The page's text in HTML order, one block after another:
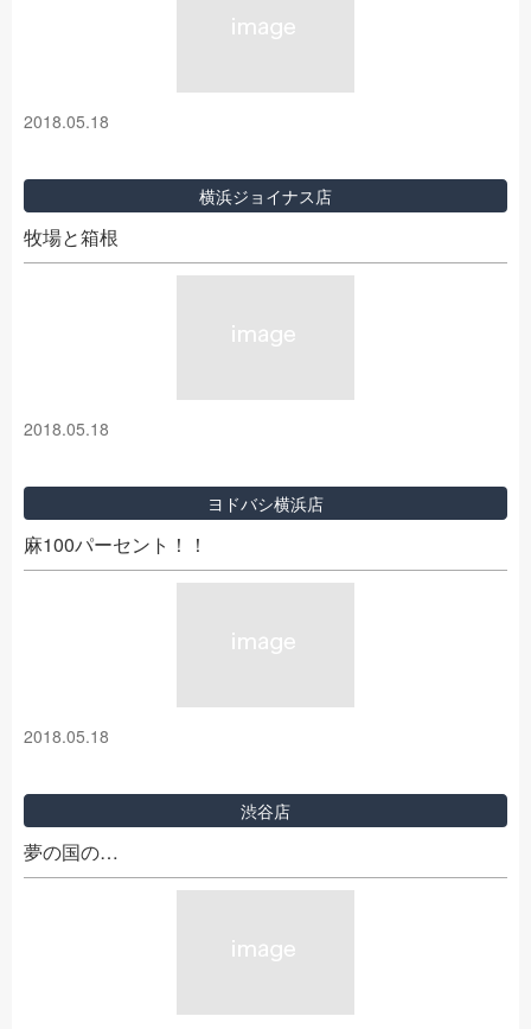
2018.05.18
横浜ジョイナス店
牧場と箱根
2018.05.18
ヨドバシ横浜店
麻100パーセント！！
2018.05.18
渋谷店
夢の国の…